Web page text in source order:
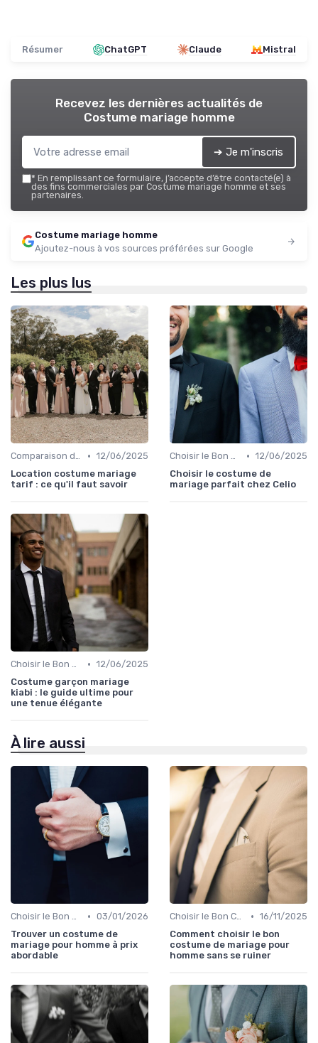
Résumer ChatGPT Claude Mistral
Recevez les dernières actualités de
Costume mariage homme
➔ Je m'inscris
* En remplissant ce formulaire, j’accepte d’être contacté(e) à
des fins commerciales par Costume mariage homme et ses
partenaires.
Costume mariage homme
Ajoutez-nous à vos sources préférées sur Google
Les plus lus
Comparaison de Prix et de Marques • 12/06/2025
Location costume mariage
tarif : ce qu'il faut savoir
Choisir le Bon Costume • 12/06/2025
Choisir le costume de
mariage parfait chez Celio
Choisir le Bon Costume • 12/06/2025
Costume garçon mariage
kiabi : le guide ultime pour
une tenue élégante
À lire aussi
Choisir le Bon Costume • 03/01/2026
Trouver un costume de
mariage pour homme à prix
abordable
Choisir le Bon Costume • 16/11/2025
Comment choisir le bon
costume de mariage pour
homme sans se ruiner